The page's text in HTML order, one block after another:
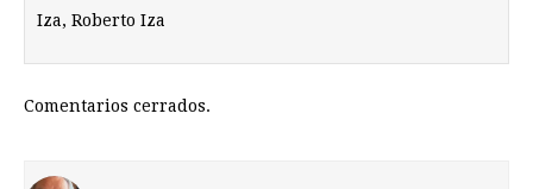
Iza, Roberto Iza
Comentarios cerrados.